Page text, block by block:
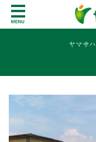
o
鹿
新
の
ー
ヤ
ヤマサ